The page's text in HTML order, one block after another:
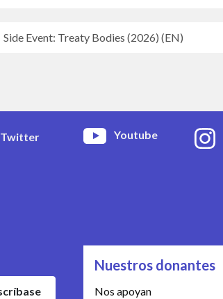
Side Event: Treaty Bodies (2026) (EN)
Twitter Youtube
Nuestros donantes
Nos apoyan